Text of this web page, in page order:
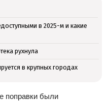
в 2025-м и какие
рухнула
в крупных городах
поправки были